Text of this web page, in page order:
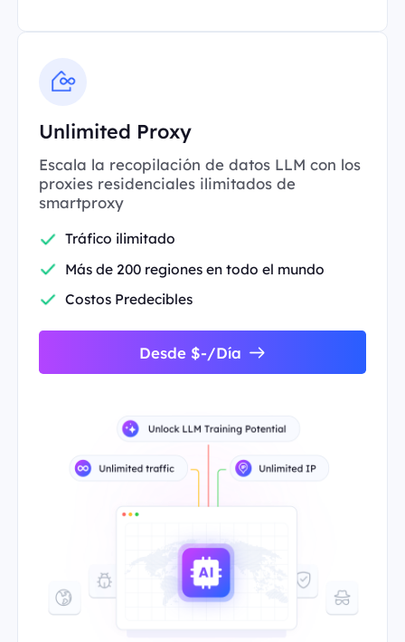
Unlimited Proxy
Escala la recopilación de datos LLM con los
proxies residenciales ilimitados de
smartproxy
Tráfico ilimitado
Más de 200 regiones en todo el mundo
Costos Predecibles
Desde $-/Día